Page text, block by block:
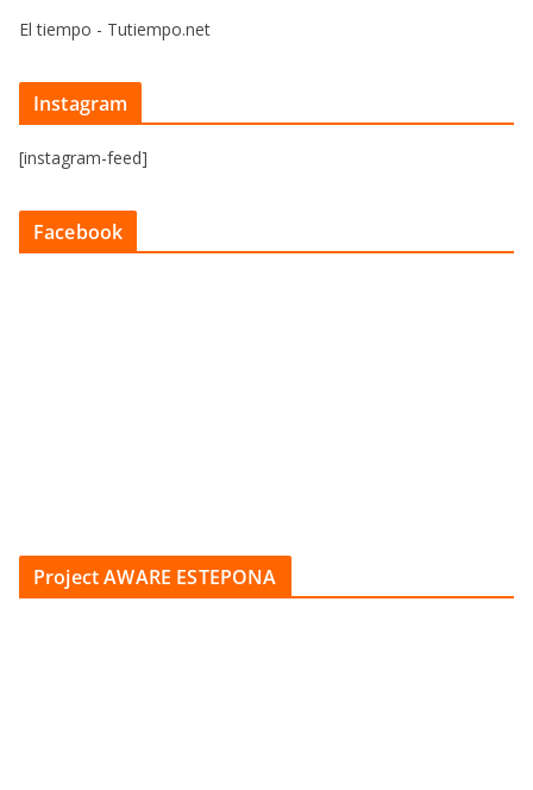
El tiempo - Tutiempo.net
Instagram
[instagram-feed]
Facebook
Project AWARE ESTEPONA